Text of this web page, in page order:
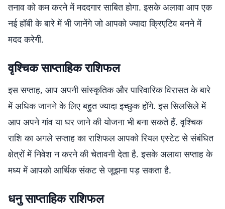
तनाव को कम करने में मददगार साबित होगा. इसके अलावा आप एक
नई हॉबी के बारे में भी जानेंगे जो आपको ज्यादा क्रिएटिव बनने में
मदद करेगी.
वृश्चिक साप्ताहिक राशिफल
इस सप्ताह, आप अपनी सांस्कृतिक और पारिवारिक विरासत के बारे
में अधिक जानने के लिए बहुत ज्यादा इच्छुक होंगे. इस सिलसिले में
आप अपने गांव या घर जाने की योजना भी बना सकते हैं. वृश्चिक
राशि का अगले सप्ताह का राशिफल आपको रियल एस्टेट से संबंधित
क्षेत्रों में निवेश न करने की चेतावनी देता है. इसके अलावा सप्ताह के
मध्य में आपको आर्थिक संकट से जूझना पड़ सकता है.
धनु साप्ताहिक राशिफल